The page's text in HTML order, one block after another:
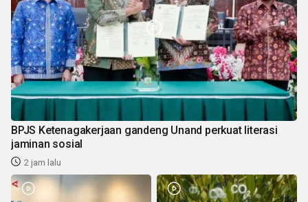
BPJS Ketenagakerjaan gandeng Unand perkuat literasi
jaminan sosial
2 jam lalu